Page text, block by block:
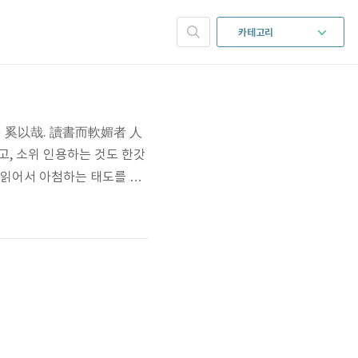
카테고리
以哉. 讀書而軟媚者 人
, 소위 인용하는 것도 한갓
어서 아첨하는 태도를 짓
서(靑莊館全書)』 권29.